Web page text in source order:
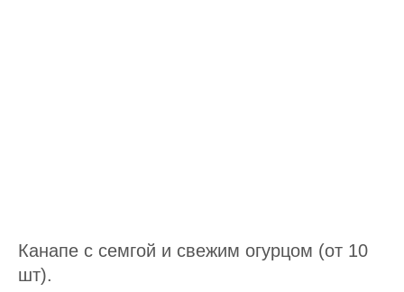
Канапе с семгой и свежим огурцом (от 10
шт).